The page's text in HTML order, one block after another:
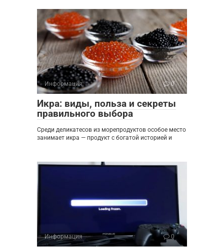
Информация 0
Икра: виды, польза и секреты
правильного выбора
Среди деликатесов из морепродуктов особое место
занимает икра — продукт с богатой историей и
Информация 0